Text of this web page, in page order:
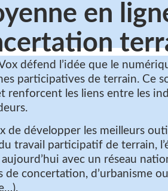
en
défend l’idée que le
participatives de terrain. Ce
renforcent les liens entre les
de développer les meilleurs
travail participatif de terrain,
avec un réseau
de concertation, d’urbanisme